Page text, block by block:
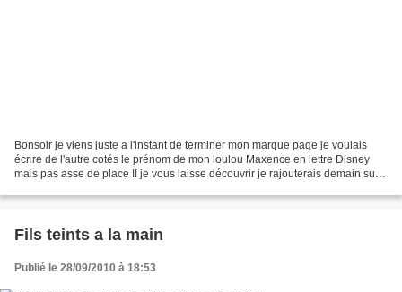
Bonsoir je viens juste a l'instant de terminer mon marque page je voulais
écrire de l'autre cotés le prénom de mon loulou Maxence en lettre Disney
mais pas asse de place !! je vous laisse découvrir je rajouterais demain sur
Fils teints a la main
Publié le 28/09/2010 à 18:53